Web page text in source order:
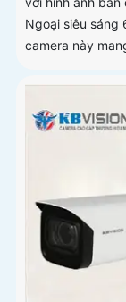
Ngoại siêu sáng
camera này